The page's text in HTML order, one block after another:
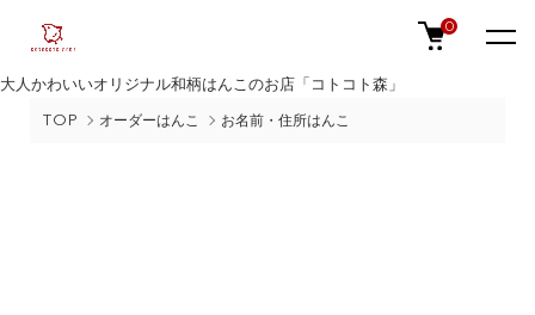
大人かわいいオリジナル和柄はんこのお店「コトコト森」
0
TOP オーダーはんこ お名前・住所はんこ